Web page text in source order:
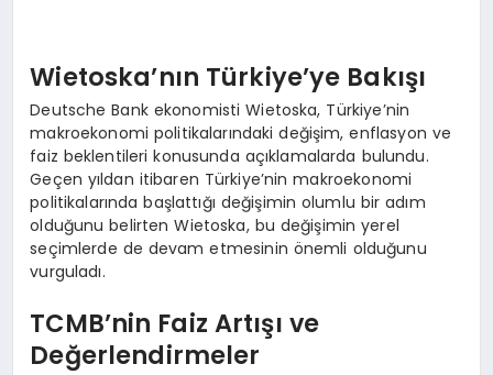
Wietoska’nın Türkiye’ye Bakışı
Deutsche Bank ekonomisti Wietoska, Türkiye’nin
makroekonomi politikalarındaki değişim, enflasyon ve
faiz beklentileri konusunda açıklamalarda bulundu.
Geçen yıldan itibaren Türkiye’nin makroekonomi
politikalarında başlattığı değişimin olumlu bir adım
olduğunu belirten Wietoska, bu değişimin yerel
seçimlerde de devam etmesinin önemli olduğunu
vurguladı.
TCMB’nin Faiz Artışı ve
Değerlendirmeler